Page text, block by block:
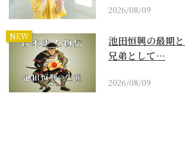
2026/08/09
NEW
池田恒興の最期
兄弟として…
2026/08/09